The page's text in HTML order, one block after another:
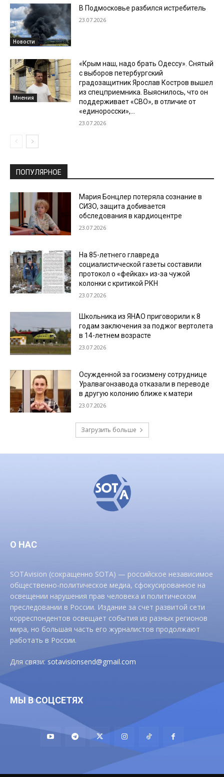
Новости
В Подмосковье разбился истребитель
23.07.2026
Мнения
«Крым наш, надо брать Одессу». Снятый
с выборов петербургский
градозащитник Ярослав Костров вышел
из спецприемника. Выяснилось, что он
поддерживает «СВО», в отличие от
«единоросски»,...
23.07.2026
ПОПУЛЯРНОЕ
Мария Бонцлер потеряла сознание в
СИЗО, защита добивается
обследования в кардиоцентре
23.07.2026
На 85-летнего главреда
социалистической газеты составили
протокол о «фейках» из-за чужой
колонки с критикой РКН
23.07.2026
Школьника из ЯНАО приговорили к 8
годам заключения за поджог вертолета
в 14-летнем возрасте
23.07.2026
Осужденной за госизмену сотруднице
Уралвагонзавода отказали в переводе
в другую колонию ближе к матери
23.07.2026
Загрузить больше
О НАС
SOTAvision (сокращенно SOTA) — российское независимое
общественно-политическое медиа, сфокусированное на
освещении нарушения прав человека и политическом
преследовании в России. Издание за счет развитой сети
корреспондентов освещает события из разных регионов
мира, но большая часть его журналистов продолжают
работать в России.
Для связи:sotavisionsend@gmail.com
МЫ В СОЦСЕТЯХ